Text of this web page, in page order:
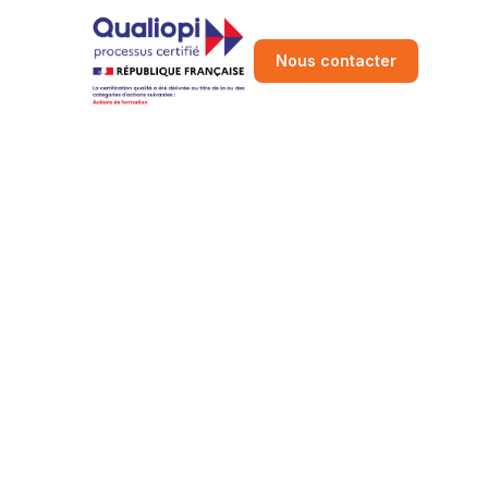
Nous contacter